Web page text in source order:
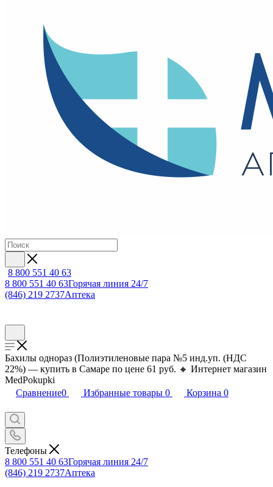
8 800 551 40 63
8 800 551 40 63Горячая линия 24/7
(846) 219 2737Аптека
Бахилы однораз (Полиэтиленовые пара №5 инд.уп. (НДС
22%) — купить в Самаре по цене 61 руб. 🔸 Интернет магазин
MedPokupki
Сравнение0 Избранные товары 0 Корзина 0
Телефоны
8 800 551 40 63Горячая линия 24/7
(846) 219 2737Аптека